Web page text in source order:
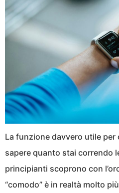
La funzione davvero utile per
sapere quanto stai correndo
principianti scoprono con
“comodo” è in realtà molto